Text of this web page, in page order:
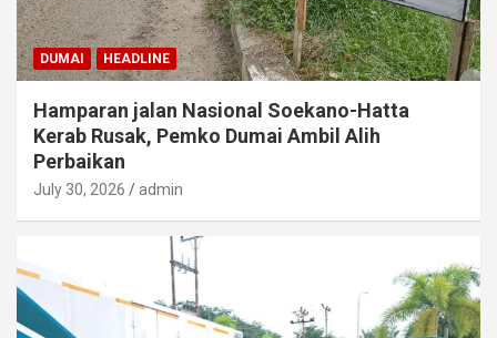
DUMAI HEADLINE
Hamparan jalan Nasional Soekano-Hatta
Kerab Rusak, Pemko Dumai Ambil Alih
Perbaikan
July 30, 2026 admin